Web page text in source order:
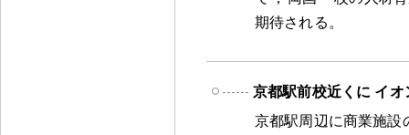
期待される 。
京都駅前校近くに イ
京都駅周辺に商業施設